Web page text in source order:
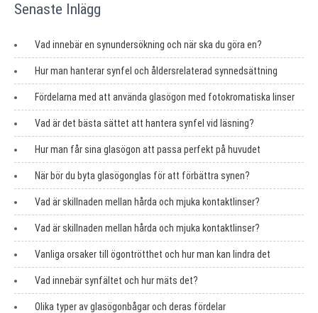
Senaste Inlägg
Vad innebär en synundersökning och när ska du göra en?
Hur man hanterar synfel och åldersrelaterad synnedsättning
Fördelarna med att använda glasögon med fotokromatiska linser
Vad är det bästa sättet att hantera synfel vid läsning?
Hur man får sina glasögon att passa perfekt på huvudet
När bör du byta glasögonglas för att förbättra synen?
Vad är skillnaden mellan hårda och mjuka kontaktlinser?
Vad är skillnaden mellan hårda och mjuka kontaktlinser?
Vanliga orsaker till ögontrötthet och hur man kan lindra det
Vad innebär synfältet och hur mäts det?
Olika typer av glasögonbågar och deras fördelar